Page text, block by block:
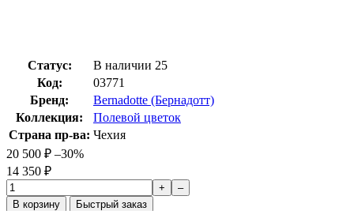
Статус: В наличии 25
Код:
03771
Бренд:
Bernadotte (Бернадотт)
Коллекция:
Полевой цветок
Страна пр-ва: Чехия
20 500 ₽ –30%
14 350 ₽
+
–
В корзину
Быстрый заказ